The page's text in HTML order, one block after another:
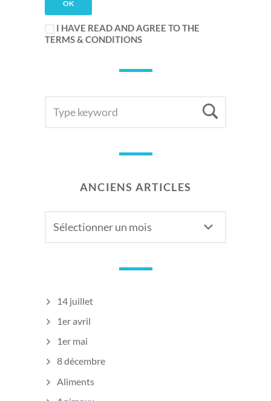
I HAVE READ AND AGREE TO THE
TERMS & CONDITIONS
FOR:
ANCIENS ARTICLES
14 juillet
1er avril
1er mai
8 décembre
Aliments